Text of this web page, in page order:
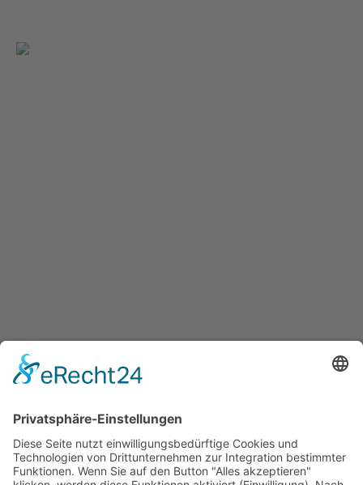
Willkommen bei der
Gesundheitswelt! Was wir Ihnen